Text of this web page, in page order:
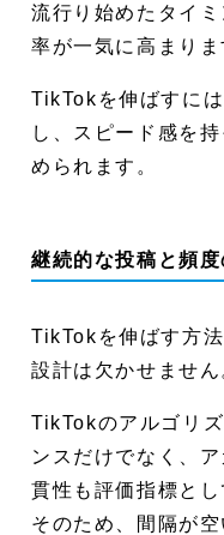
流行り始めたタイ
率が一気に高まりま
TikTokを伸ばすに
し、スピード感を
められます。
継続的な投稿と頻
TikTokを伸ばす方
設計は欠かせません
TikTokのアルゴリ
ンスだけでなく、
貫性も評価指標とし
そのため、間隔が